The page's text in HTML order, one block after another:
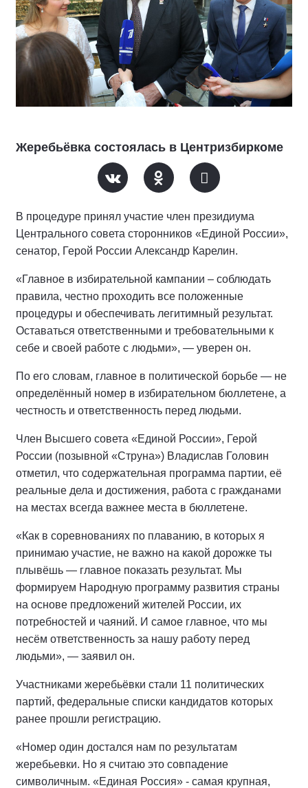
Жеребьёвка состоялась в Центризбиркоме
В процедуре принял участие член президиума
Центрального совета сторонников «Единой России»,
сенатор, Герой России Александр Карелин.
«Главное в избирательной кампании – соблюдать
правила, честно проходить все положенные
процедуры и обеспечивать легитимный результат.
Оставаться ответственными и требовательными к
себе и своей работе с людьми», — уверен он.
По его словам, главное в политической борьбе — не
определённый номер в избирательном бюллетене, а
честность и ответственность перед людьми.
Член Высшего совета «Единой России», Герой
России (позывной «Струна») Владислав Головин
отметил, что содержательная программа партии, её
реальные дела и достижения, работа с гражданами
на местах всегда важнее места в бюллетене.
«Как в соревнованиях по плаванию, в которых я
принимаю участие, не важно на какой дорожке ты
плывёшь — главное показать результат. Мы
формируем Народную программу развития страны
на основе предложений жителей России, их
потребностей и чаяний. И самое главное, что мы
несём ответственность за нашу работу перед
людьми», — заявил он.
Участниками жеребьёвки стали 11 политических
партий, федеральные списки кандидатов которых
ранее прошли регистрацию.
«Номер один достался нам по результатам
жеребьевки. Но я считаю это совпадение
символичным. «Единая Россия» - самая крупная,